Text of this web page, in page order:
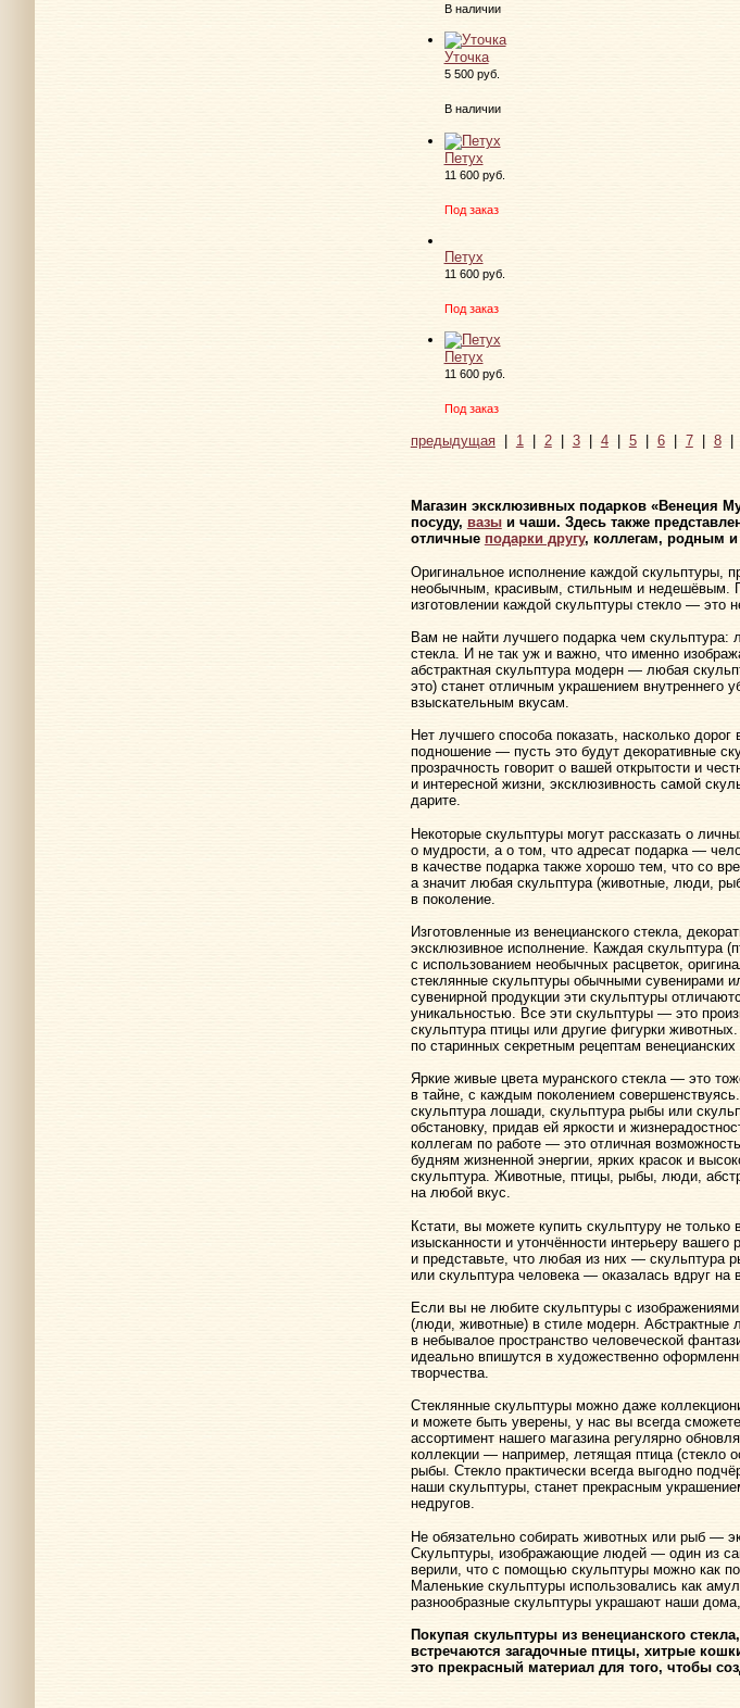
В наличии
Уточка
5 500 руб.
В наличии
Петух
11 600 руб.
Под заказ
Петух
11 600 руб.
Под заказ
Петух
11 600 руб.
Под заказ
предыдущая| 1 2| 3| 4| 5| 6| 7| 8|
Магазин эксклюзивных подарков «Венеция
посуду, вазыи чаши. Здесь также
отличные подарки другу, коллегам, родным и
Оригинальное исполнение каждой
необычным, красивым, стильным и недешёвым.
изготовлении каждой скульптуры стекло — это
Вам не найти лучшего подарка чем скульптура:
стекла. И не так уж и важно, что именно
абстрактная скульптура модерн — любая
это) станет отличным украшением внутреннего
взыскательным вкусам.
Нет лучшего способа показать, насколько
подношение — пусть это будут декоративные
прозрачность говорит о вашей открытости и
и интересной жизни, эксклюзивность самой
дарите.
Некоторые скульптуры могут рассказать о
о мудрости, а о том, что адресат подарка —
в качестве подарка также хорошо тем, что со
а значит любая скульптура (животные, люди,
в поколение.
Изготовленные из венецианского стекла,
эксклюзивное исполнение. Каждая скульптура
с использованием необычных расцветок,
стеклянные скульптуры обычными сувенирами
сувенирной продукции эти скульптуры
уникальностью. Все эти скульптуры — это
скульптура птицы или другие фигурки
по старинных секретным рецептам венецианских
Яркие живые цвета муранского стекла — это
в тайне, с каждым поколением
скульптура лошади, скульптура рыбы или
обстановку, придав ей яркости и
коллегам по работе — это отличная
будням жизненной энергии, ярких красок и
скульптура. Животные, птицы, рыбы, люди,
на любой вкус.
Кстати, вы можете купить скульптуру не
изысканности и утончённости интерьеру
и представьте, что любая из них — скульптура
или скульптура человека — оказалась вдруг
Если вы не любите скульптуры с изображениями
(люди, животные) в стиле модерн. Абстрактные
в небывалое пространство человеческой
идеально впишутся в художественно
творчества.
Стеклянные скульптуры можно даже
и можете быть уверены, у нас вы всегда
ассортимент нашего магазина регулярно
коллекции — например, летящая птица (стекло
рыбы. Стекло практически всегда выгодно
наши скульптуры, станет прекрасным
недругов.
Не обязательно собирать животных или рыб —
Скульптуры, изображающие людей — один из
верили, что с помощью скульптуры можно как
Маленькие скульптуры использовались как
разнообразные скульптуры украшают наши дома,
Покупая скульптуры из венецианского
встречаются загадочные птицы, хитрые
это прекрасный материал для того, чтобы